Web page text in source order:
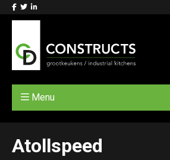
Menu
Atollspeed